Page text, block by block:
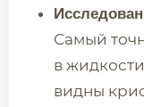
Самый
в
видны